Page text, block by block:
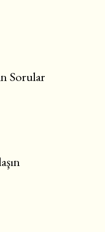
Sorular